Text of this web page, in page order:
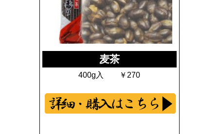
麦茶
400g入 ￥270